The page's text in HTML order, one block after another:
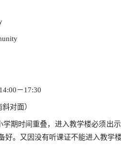
－17:30
对面）
期时间重叠，进入教学楼必须出
好。又因没有听课证不能进入教